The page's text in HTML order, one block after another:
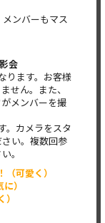
ンバーもマス
会
ります。お客様
せん。また、
メンバーを撮
。カメラをスタ
い。複数回参
。
可愛く）
）